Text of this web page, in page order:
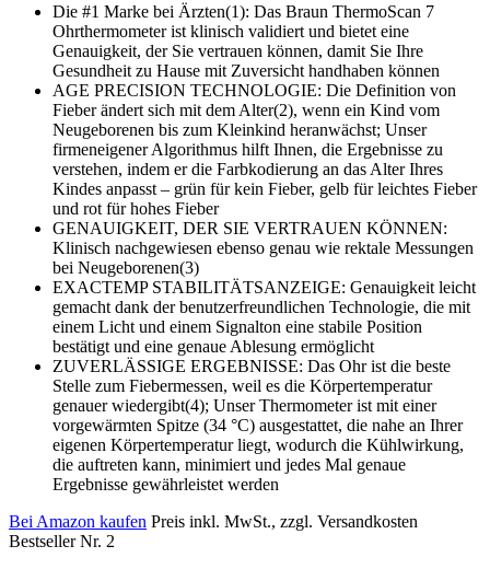
Die #1 Marke bei Ärzten(1): Das Braun ThermoScan 7
Ohrthermometer ist klinisch validiert und bietet eine
Genauigkeit, der Sie vertrauen können, damit Sie Ihre
Gesundheit zu Hause mit Zuversicht handhaben können
AGE PRECISION TECHNOLOGIE: Die Definition von
Fieber ändert sich mit dem Alter(2), wenn ein Kind vom
Neugeborenen bis zum Kleinkind heranwächst; Unser
firmeneigener Algorithmus hilft Ihnen, die Ergebnisse zu
verstehen, indem er die Farbkodierung an das Alter Ihres
Kindes anpasst – grün für kein Fieber, gelb für leichtes Fieber
und rot für hohes Fieber
GENAUIGKEIT, DER SIE VERTRAUEN KÖNNEN:
Klinisch nachgewiesen ebenso genau wie rektale Messungen
bei Neugeborenen(3)
EXACTEMP STABILITÄTSANZEIGE: Genauigkeit leicht
gemacht dank der benutzerfreundlichen Technologie, die mit
einem Licht und einem Signalton eine stabile Position
bestätigt und eine genaue Ablesung ermöglicht
ZUVERLÄSSIGE ERGEBNISSE: Das Ohr ist die beste
Stelle zum Fiebermessen, weil es die Körpertemperatur
genauer wiedergibt(4); Unser Thermometer ist mit einer
vorgewärmten Spitze (34 °C) ausgestattet, die nahe an Ihrer
eigenen Körpertemperatur liegt, wodurch die Kühlwirkung,
die auftreten kann, minimiert und jedes Mal genaue
Ergebnisse gewährleistet werden
Bei Amazon kaufen Preis inkl. MwSt., zzgl. Versandkosten
Bestseller Nr. 2